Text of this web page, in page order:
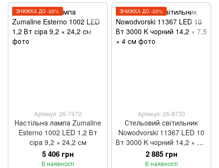
ЗНИЖКА ДО -20%
Артикул: 26-7470
Настільна лампа Zumaline
Esterno 1002 LED 1,2 Вт
сіра 9,2 × 24,2 см
5 406 грн
В наявності
ЗНИЖКА ДО -20%
Артикул: 26-8730
Стельовий світильник
Nowodvorski 11367 LED 10
Вт 3000 K чорний 14,2 × 7,5
× 4 см
2 885 грн
В наявності